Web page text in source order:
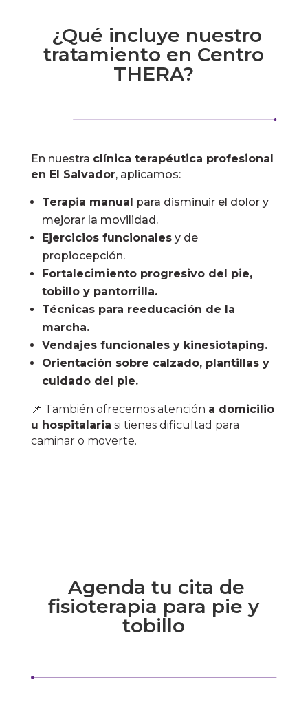
¿Qué incluye nuestro
tratamiento en Centro
THERA?
En nuestra clínica terapéutica profesional
en El Salvador, aplicamos:
Terapia manual para disminuir el dolor y
mejorar la movilidad.
Ejercicios funcionalesy de
propiocepción.
Fortalecimiento progresivo del pie,
tobillo y pantorrilla.
Técnicas para reeducación de la
marcha.
Vendajes funcionales y kinesiotaping.
Orientación sobre calzado, plantillas y
cuidado del pie.
📌 También ofrecemos atención a domicilio
u hospitalaria si tienes dificultad para
caminar o moverte.
Agenda tu cita de
fisioterapia para pie y
tobillo